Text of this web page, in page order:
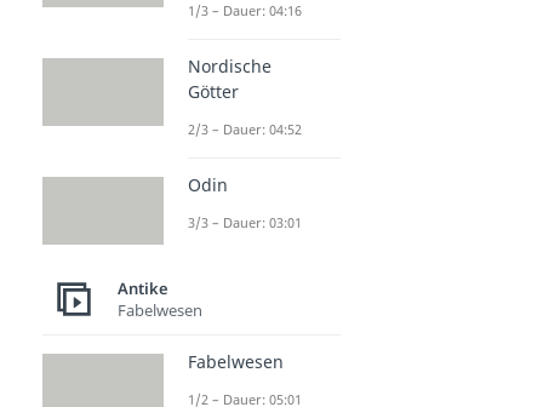
1/3 – Dauer: 04:16
Nordische
Götter
2/3 – Dauer: 04:52
Odin
3/3 – Dauer: 03:01
Antike
Fabelwesen
Fabelwesen
1/2 – Dauer: 05:01